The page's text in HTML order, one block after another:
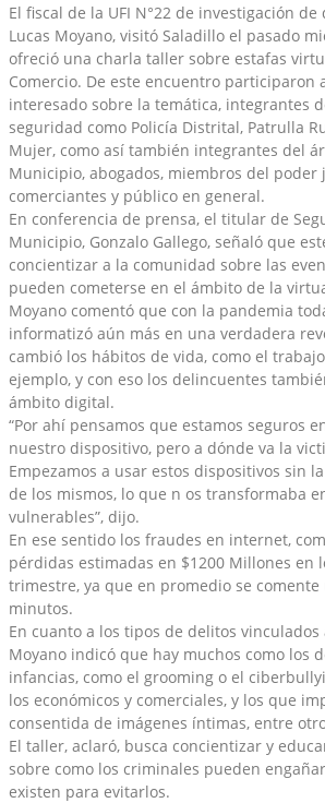
El fiscal de la UFI N°22 de investigación
Lucas Moyano, visitó Saladillo el pasado
ofreció una charla taller sobre estafas
Comercio. De este encuentro participaron
interesado sobre la temática, integrantes
seguridad como Policía Distrital, Patrulla
Mujer, como así también integrantes del
Municipio, abogados, miembros del poder
comerciantes y público en general.
En conferencia de prensa, el titular de
Municipio, Gonzalo Gallego, señaló que
concientizar a la comunidad sobre las
pueden cometerse en el ámbito de la
Moyano comentó que con la pandemia
informatizó aún más en una verdadera
cambió los hábitos de vida, como el
ejemplo, y con eso los delincuentes
ámbito digital.
“Por ahí pensamos que estamos seguros
nuestro dispositivo, pero a dónde va la
Empezamos a usar estos dispositivos sin
de los mismos, lo que n os transformaba
vulnerables”, dijo.
En ese sentido los fraudes en internet,
pérdidas estimadas en $1200 Millones en
trimestre, ya que en promedio se
minutos.
En cuanto a los tipos de delitos
Moyano indicó que hay muchos como los
infancias, como el grooming o el
los económicos y comerciales, y los que
consentida de imágenes íntimas, entre
El taller, aclaró, busca concientizar y
sobre como los criminales pueden
existen para evitarlos.